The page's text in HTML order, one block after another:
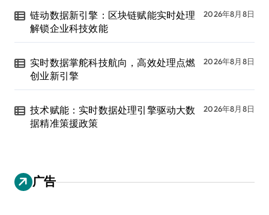
链动数据新引擎：区块链赋能实时处理
解锁企业科技效能
2026年8月8日
实时数据掌舵科技航向，高效处理点燃
创业新引擎
2026年8月8日
技术赋能：实时数据处理引擎驱动大数
据精准策援政策
2026年8月8日
广告